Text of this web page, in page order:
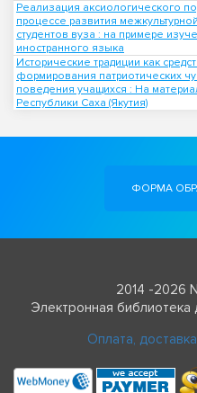
Реализация аксиологического
процессе развития
студентов вуза : на примере
иностранного языка
Исторические традиции как
формирования патриотических
поведения учащихся : На
Республики Саха (Якутия)
ФОРМА
2014 -2026
Электронная
Оплата,